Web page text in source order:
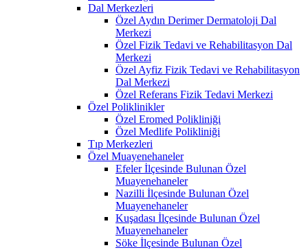
Dal Merkezleri
Özel Aydın Derimer Dermatoloji Dal
Merkezi
Özel Fizik Tedavi ve Rehabilitasyon Dal
Merkezi
Özel Ayfiz Fizik Tedavi ve Rehabilitasyon
Dal Merkezi
Özel Referans Fizik Tedavi Merkezi
Özel Poliklinikler
Özel Eromed Polikliniği
Özel Medlife Polikliniği
Tıp Merkezleri
Özel Muayenehaneler
Efeler İlçesinde Bulunan Özel
Muayenehaneler
Nazilli İlçesinde Bulunan Özel
Muayenehaneler
Kuşadası İlçesinde Bulunan Özel
Muayenehaneler
Söke İlçesinde Bulunan Özel